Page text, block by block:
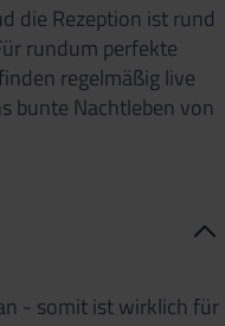
die Rezeption ist rund
rundum perfekte
regelmäßig live
bunte Nachtleben von
- somit ist wirklich für